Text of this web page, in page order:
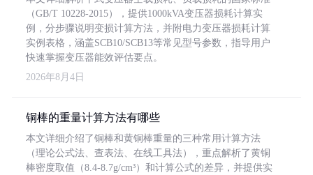
（GB/T 10228-2015），提供1000kVA变压器损耗计算实
例，分步骤说明变损计算方法，并附电力变压器损耗计算
实例表格，涵盖SCB10/SCB13等常见型号参数，指导用户
快速掌握变压器能效评估要点。
2026年8月4日
铜棒的重量计算方法有哪些
本文详细介绍了铜棒和黄铜棒重量的三种常用计算方法
（理论公式法、查表法、在线工具法），重点解析了黄铜
棒密度取值（8.4-8.7g/cm³）和计算公式的差异，并提供实